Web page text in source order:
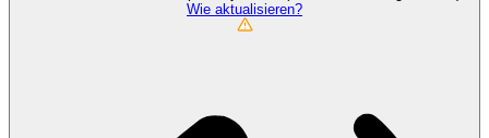
Wie aktualisieren?